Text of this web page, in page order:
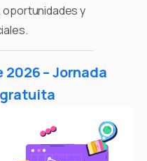
y
2026 – Jornada